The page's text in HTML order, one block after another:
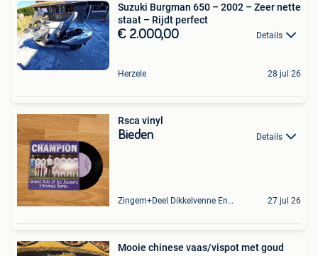
Suzuki Burgman 650 – 2002 – Zeer nette
staat – Rijdt perfect
€ 2.000,00 Details
Herzele 28 jul 26
Rsca vinyl
Bieden Details
Zingem+Deel Dikkelvenne En Nederzwalm-Hermelgem 27 jul 26
Mooie chinese vaas/vispot met goud